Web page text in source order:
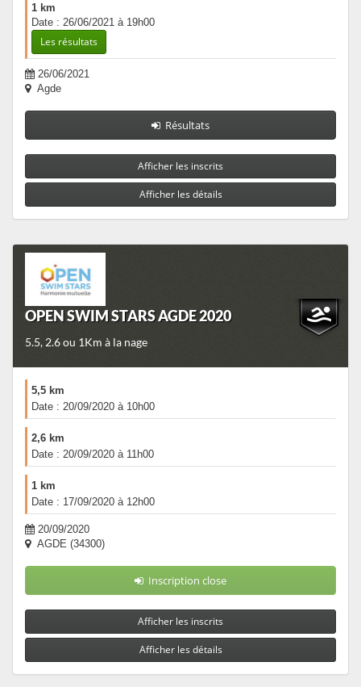
1 km
Date : 26/06/2021 à 19h00
Les résultats
26/06/2021
Agde
Résultats
Afficher les inscrits
Afficher les détails
OPEN SWIM STARS AGDE 2020
5.5, 2.6 ou 1Km à la nage
5,5 km
Date : 20/09/2020 à 10h00
2,6 km
Date : 20/09/2020 à 11h00
1 km
Date : 17/09/2020 à 12h00
20/09/2020
AGDE (34300)
Inscription close
Afficher les inscrits
Afficher les détails